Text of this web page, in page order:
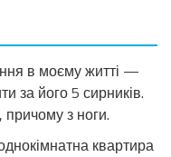
в моєму житті —
за його 5 сирників.
з ноги.
квартира